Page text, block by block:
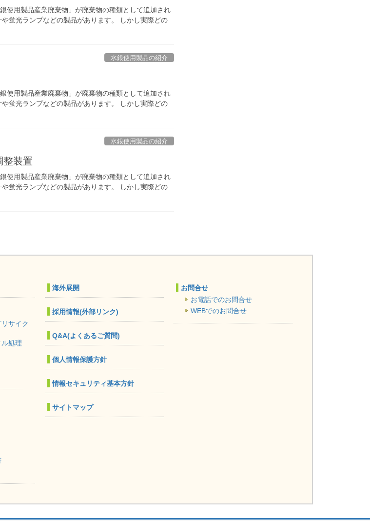
使用製品産業廃棄物」が廃棄物の種類として追加され
蛍光ランプなどの製品があります。 しかし実際どの
水銀使用製品の紹介
使用製品産業廃棄物」が廃棄物の種類として追加され
蛍光ランプなどの製品があります。 しかし実際どの
水銀使用製品の紹介
整装置
使用製品産業廃棄物」が廃棄物の種類として追加され
蛍光ランプなどの製品があります。 しかし実際どの
サイク
処理
海外展開
採用情報(外部リンク)
Q&A(よくあるご質問)
個人情報保護方針
情報セキュリティ基本方針
サイトマップ
お問合せ
お電話でのお問合せ
WEBでのお問合せ